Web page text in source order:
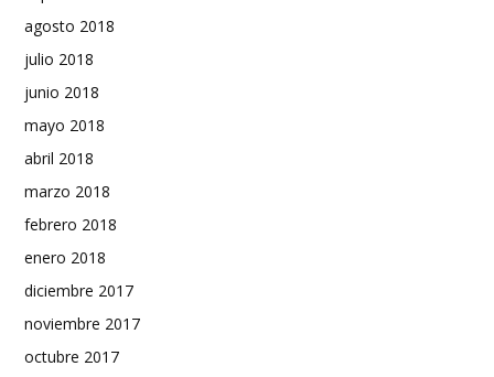
agosto 2018
julio 2018
junio 2018
mayo 2018
abril 2018
marzo 2018
febrero 2018
enero 2018
diciembre 2017
noviembre 2017
octubre 2017